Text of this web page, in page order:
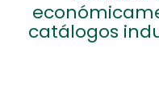
catálogos